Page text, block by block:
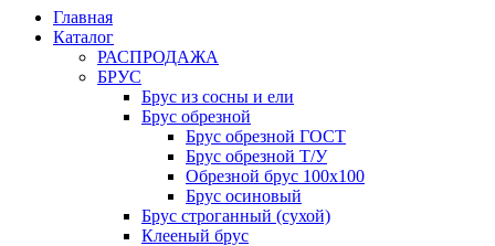
Главная
Каталог
РАСПРОДАЖА
БРУС
Брус из сосны и ели
Брус обрезной
Брус обрезной ГОСТ
Брус обрезной Т/У
Обрезной брус 100х100
Брус осиновый
Брус строганный (сухой)
Клееный брус